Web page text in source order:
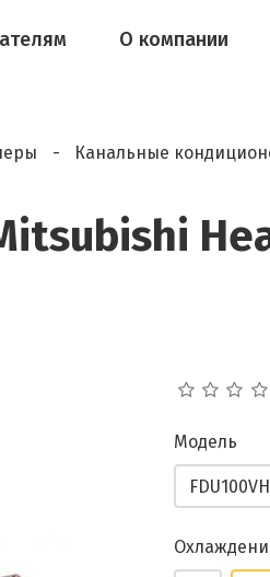
О компании
Канальные
Модель